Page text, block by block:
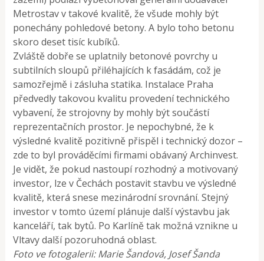
Metrostav v takové kvalitě, že všude mohly být
ponechány pohledové betony. A bylo toho betonu
skoro deset tisíc kubíků.
Zvláště dobře se uplatnily betonové povrchy u
subtilních sloupů přiléhajících k fasádám, což je
samozřejmě i zásluha statika. Instalace Praha
předvedly takovou kvalitu provedení technického
vybavení, že strojovny by mohly být součástí
reprezentačních prostor. Je nepochybné, že k
výsledné kvalitě pozitivně přispěl i technický dozor –
zde to byl prováděcími firmami obávaný Archinvest.
Je vidět, že pokud nastoupí rozhodný a motivovaný
investor, lze v Čechách postavit stavbu ve výsledné
kvalitě, která snese mezinárodní srovnání. Stejný
investor v tomto území plánuje další výstavbu jak
kanceláří, tak bytů. Po Karlíně tak možná vznikne u
Vltavy další pozoruhodná oblast.
Foto ve fotogalerii: Marie Šandová, Josef Šanda